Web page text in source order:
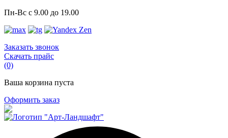
Пн-Вс с 9.00 до 19.00
Заказать звонок
Скачать прайс
(0)
Ваша корзина пуста
Оформить заказ